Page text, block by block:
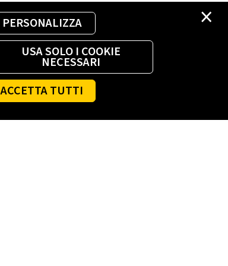
×
PERSONALIZZA
USA SOLO I COOKIE
NECESSARI
ACCETTA TUTTI